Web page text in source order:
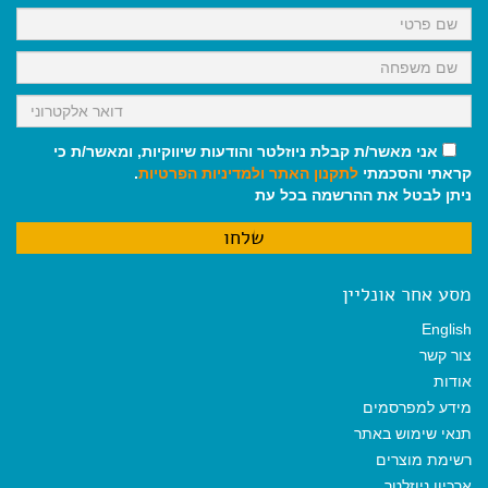
k
p
m
אני מאשר/ת קבלת ניוזלטר והודעות שיווקיות, ומאשר/ת כי
קראתי והסכמתי לתקנון האתר ולמדיניות הפרטיות.
ניתן לבטל את ההרשמה בכל עת
מסע אחר אונליין
English
צור קשר
אודות
מידע למפרסמים
תנאי שימוש באתר
רשימת מוצרים